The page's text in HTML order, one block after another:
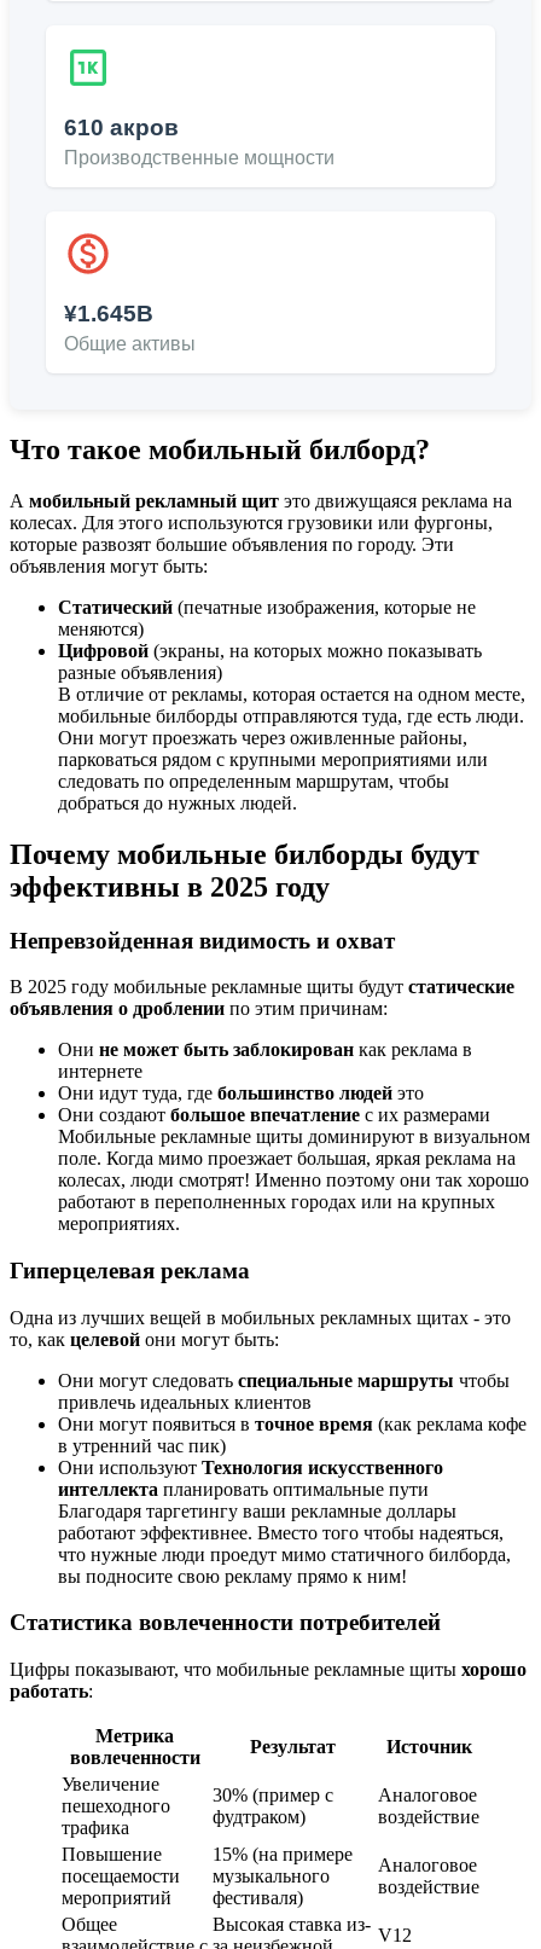
610 акров
Производственные мощности
¥1.645B
Общие активы
Что такое мобильный билборд?
A мобильный рекламный щит это движущаяся реклама на
колесах. Для этого используются грузовики или фургоны,
которые развозят большие объявления по городу. Эти
объявления могут быть:
Статический (печатные изображения, которые не
меняются)
Цифровой (экраны, на которых можно показывать
разные объявления)
В отличие от рекламы, которая остается на одном месте,
мобильные билборды отправляются туда, где есть люди.
Они могут проезжать через оживленные районы,
парковаться рядом с крупными мероприятиями или
следовать по определенным маршрутам, чтобы
добраться до нужных людей.
Почему мобильные билборды будут
эффективны в 2025 году
Непревзойденная видимость и охват
В 2025 году мобильные рекламные щиты будут статические
объявления о дроблении по этим причинам:
Они не может быть заблокирован как реклама в
интернете
Они идут туда, где большинство людей это
Они создают большое впечатление с их размерами
Мобильные рекламные щиты доминируют в визуальном
поле. Когда мимо проезжает большая, яркая реклама на
колесах, люди смотрят! Именно поэтому они так хорошо
работают в переполненных городах или на крупных
мероприятиях.
Гиперцелевая реклама
Одна из лучших вещей в мобильных рекламных щитах - это
то, как целевой они могут быть:
Они могут следовать специальные маршруты чтобы
привлечь идеальных клиентов
Они могут появиться в точное время (как реклама кофе
в утренний час пик)
Они используют Технология искусственного
интеллекта планировать оптимальные пути
Благодаря таргетингу ваши рекламные доллары
работают эффективнее. Вместо того чтобы надеяться,
что нужные люди проедут мимо статичного билборда,
вы подносите свою рекламу прямо к ним!
Статистика вовлеченности потребителей
Цифры показывают, что мобильные рекламные щиты хорошо
работать:
Метрика
вовлеченности
Результат
Источник
Увеличение
пешеходного
трафика
30% (пример с
фудтраком)
Аналоговое
воздействие
Повышение
посещаемости
мероприятий
15% (на примере
музыкального
фестиваля)
Аналоговое
воздействие
Общее
Высокая ставка из-
V12